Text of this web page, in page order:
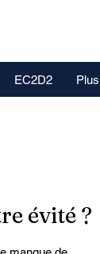
EC2D2 Plus
évité ?